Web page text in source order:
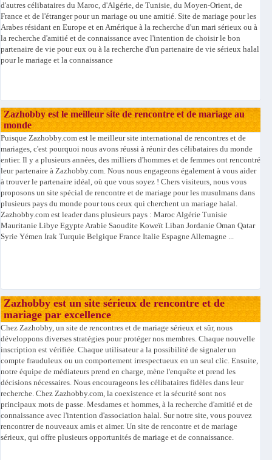
d'autres célibataires du Maroc, d'Algérie, de Tunisie, du Moyen-Orient, de
France et de l'étranger pour un mariage ou une amitié. Site de mariage pour les
Arabes résidant en Europe et en Amérique à la recherche d'un mari sérieux ou à
la recherche d'amitié et de connaissance avec l'intention de choisir le bon
partenaire de vie pour eux ou à la recherche d'un partenaire de vie sérieux halal
pour le mariage et la connaissance
Zazhobby est le meilleur site de rencontre et de mariage au
monde
Puisque Zazhobby.com est le meilleur site international de rencontres et de
mariages, c'est pourquoi nous avons réussi à réunir des célibataires du monde
entier. Il y a plusieurs années, des milliers d'hommes et de femmes ont rencontré
leur partenaire à Zazhobby.com. Nous nous engageons également à vous aider
à trouver le partenaire idéal, où que vous soyez ! Chers visiteurs, nous vous
proposons un site spécial de rencontre et de mariage pour les musulmans dans
plusieurs pays du monde pour tous ceux qui cherchent un mariage halal.
Zazhobby.com est leader dans plusieurs pays : Maroc Algérie Tunisie
Mauritanie Libye Egypte Arabie Saoudite Koweït Liban Jordanie Oman Qatar
Syrie Yémen Irak Turquie Belgique France Italie Espagne Allemagne ...
Zazhobby est un site sérieux de rencontre et de
mariage par excellence
Chez Zazhobby, un site de rencontres et de mariage sérieux et sûr, nous
développons diverses stratégies pour protéger nos membres. Chaque nouvelle
inscription est vérifiée. Chaque utilisateur a la possibilité de signaler un
compte frauduleux ou un comportement irrespectueux en un seul clic. Ensuite,
notre équipe de médiateurs prend en charge, mène l'enquête et prend les
décisions nécessaires. Nous encourageons les célibataires fidèles dans leur
recherche. Chez Zazhobby.com, la coexistence et la sécurité sont nos
principaux mots de passe. Mesdames et hommes, à la recherche d'amitié et de
connaissance avec l'intention d'association halal. Sur notre site, vous pouvez
rencontrer de nouveaux amis et aimer. Un site de rencontre et de mariage
sérieux, qui offre plusieurs opportunités de mariage et de connaissance.